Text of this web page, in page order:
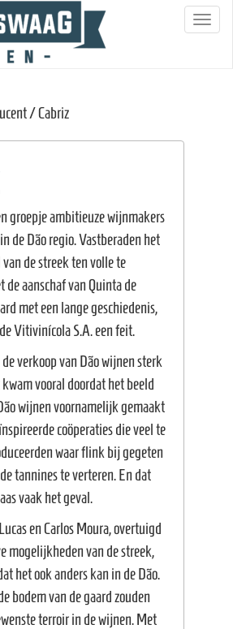
S
/ Cabriz
groepje ambitieuze wijnmakers
de Dão regio. Vastberaden het
de streek ten volle te
de aanschaf van Quinta de
met een lange geschiedenis,
Vitivinícola S.A. een feit.
verkoop van Dão wijnen sterk
vooral doordat het beeld
wijnen voornamelijk gemaakt
coöperaties die veel te
waar flink bij gegeten
tannines te verteren. En dat
vaak het geval.
en Carlos Moura, overtuigd
mogelijkheden van de streek,
het ook anders kan in de Dão.
bodem van de gaard zouden
terroir in de wijnen. Met